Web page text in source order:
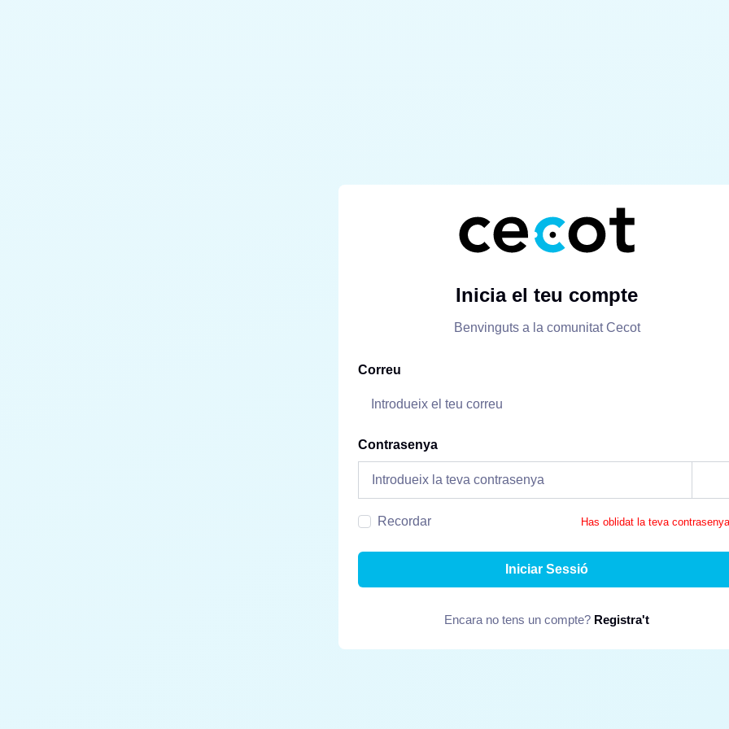
Inicia el teu compte
Benvinguts a la comunitat Cecot
Correu
Contrasenya
Recordar Has oblidat la teva
Iniciar Sessió
Encara no tens un compte? Registra't